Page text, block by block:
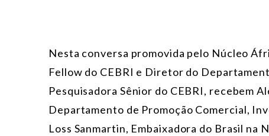
Nesta conversa promovida pelo Núcleo
Fellow do CEBRI e Diretor do
Pesquisadora Sênior do CEBRI, recebem
Departamento de Promoção Comercial,
Loss Sanmartin, Embaixadora do Brasil na